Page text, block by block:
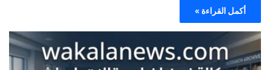
أكمل القراءة »